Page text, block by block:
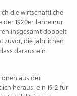
die wirtschaftliche
1920er Jahre nur
insgesamt doppelt
zuvor, die jährlichen
daraus ein
aus der
heraus: ein 1912 für